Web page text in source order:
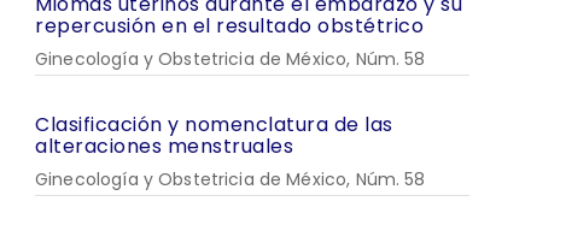
repercusión en el resultado obstétrico
Ginecología y Obstetricia de México, Núm. 58
Clasificación y nomenclatura de las
alteraciones menstruales
Ginecología y Obstetricia de México, Núm. 58